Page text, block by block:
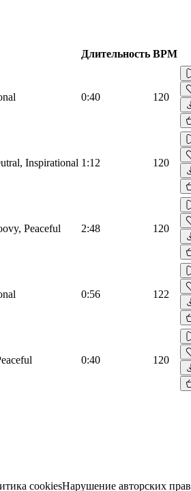
Длительность BPM
0:40 120
Inspirational 1:12 120
Peaceful 2:48 120
0:56 122
0:40 120
cookiesНарушение авторских прав